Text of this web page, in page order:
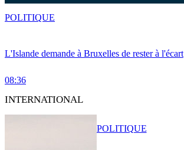
L'Islande demande à Bruxelles de rester à l'écart
08:36
POLITIQUE
INTERNATIONAL
POLITIQUE